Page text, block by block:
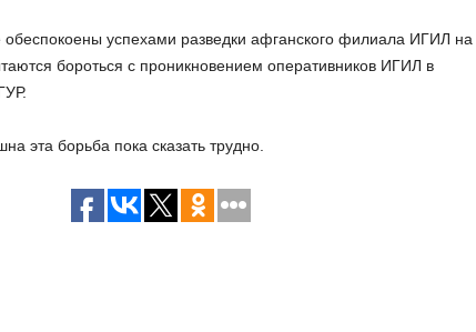
обеспокоены успехами разведки афганского филиала ИГИЛ на
бороться с проникновением оперативников ИГИЛ в
эта борьба пока сказать трудно.